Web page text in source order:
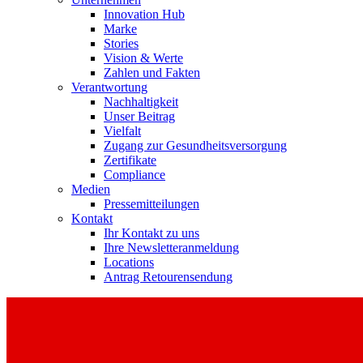
Innovation Hub
Marke
Stories
Vision & Werte
Zahlen und Fakten
Verantwortung
Nachhaltigkeit
Unser Beitrag
Vielfalt
Zugang zur Gesundheitsversorgung
Zertifikate
Compliance
Medien
Pressemitteilungen
Kontakt
Ihr Kontakt zu uns
Ihre Newsletteranmeldung
Locations
Antrag Retourensendung